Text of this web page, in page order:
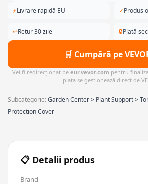
⚡Livrare rapidă EU ✓Produs
↩Retur 30 zile 🔒Plată
🛒 Cumpără pe
Vei fi redirecționat pe eur.vevor.com pentru
plata se gestionează direct de
Subcategorie:Garden Center > Plant Support >
Protection Cover
📋 Detalii produs
Brand